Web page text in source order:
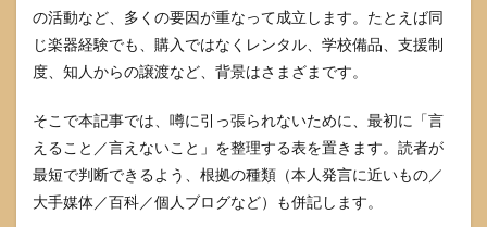
する
手順
4.1
大希
の一
次情
報に
近い
の活動など、多くの要因が重なって成立します。たとえば同
じ楽器経験でも、購入ではなくレンタル、学校備品、支援制
度、知人からの譲渡など、背景はさまざまです。
そこで本記事では、噂に引っ張られないために、最初に「言
えること／言えないこと」を整理する表を置きます。読者が
最短で判断できるよう、根拠の種類（本人発言に近いもの／
大手媒体／百科／個人ブログなど）も併記します。